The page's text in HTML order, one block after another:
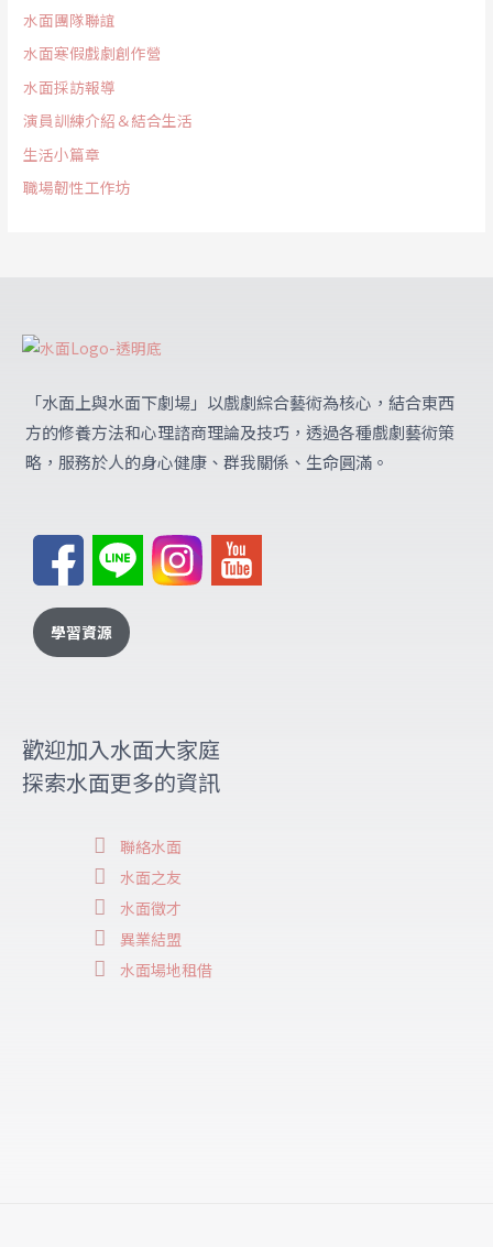
水面團隊聯誼
水面寒假戲劇創作營
水面採訪報導
演員訓練介紹＆結合生活
生活小篇章
職場韌性工作坊
「水面上與水面下劇場」 以戲劇綜合藝術為核心，結合東西
方的修養方法和心理諮商理論及技巧，透過各種戲劇藝術策
略，服務於人的身心健康、群我關係、生命圓滿。
學習資源
歡迎加入水面大家庭
探索水面更多的資訊
聯絡水面
水面之友
水面徵才
異業結盟
水面場地租借